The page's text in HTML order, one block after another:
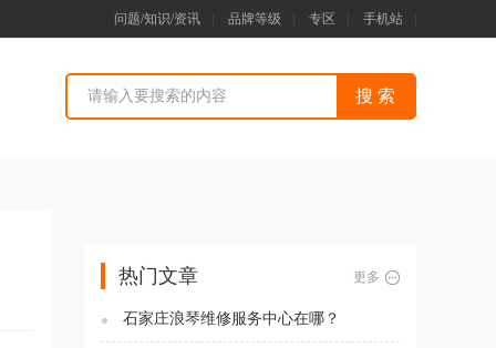
问题/知识/资讯 品牌等级 专区 手机站
热门文章 更多
石家庄浪琴维修服务中心在哪？